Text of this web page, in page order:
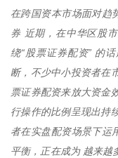
在跨国资本市场面对趋
券 近期，在中华区股
绕“股票证券配资” 的
断，不少中小投资者在
票证券配资来放大资金
行操作的比例呈现出持
者在实盘配资场景下运
平衡，正在成为 越来越